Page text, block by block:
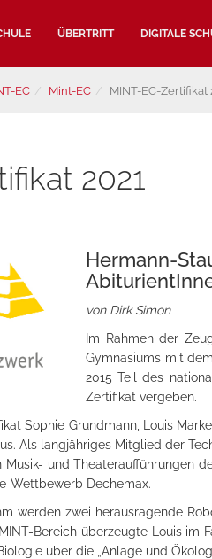
ÜBERTRITT DIGITALE
EC Mint-EC MINT-EC-Zertifikat
2021
Hermann-
von Dirk Simon
Im Rahmen der
Gymnasiums mit
2015 Teil des
Zertifikat vergeben.
Sophie Grundmann, Louis
Als langjähriges Mitglied der
und Theateraufführungen
Wettbewerb Dechemax.
werden zwei herausragende
Bereich überzeugte Louis
über die „Anlage und